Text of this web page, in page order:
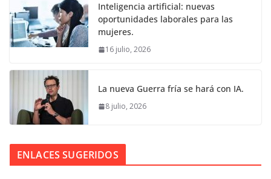
Inteligencia artificial: nuevas
oportunidades laborales para las
mujeres.
16 julio, 2026
La nueva Guerra fría se hará con IA.
8 julio, 2026
ENLACES SUGERIDOS